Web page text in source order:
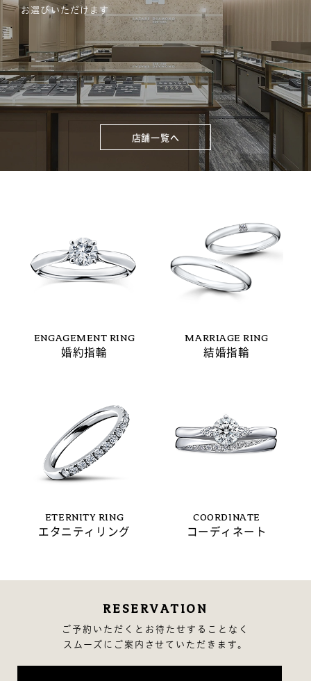
お選びいただけます
店舗一覧へ
ENGAGEMENT RING
婚約指輪
MARRIAGE RING
結婚指輪
ETERNITY RING
エタニティリング
COORDINATE
コーディネート
RESERVATION
ご予約いただくとお待たせすることなく
スムーズにご案内させていただきます。